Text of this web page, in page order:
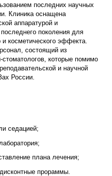
последних научных
Клиника оснащена
аппаратурой и
поколения для
косметического эффекта.
состоящий из
которые помимо
и научной
России.
седацией;
плана лечения;
прораммы.